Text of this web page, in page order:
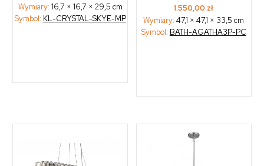
Wymiary: 16,7 × 16,7 × 29,5 cm
Symbol: KL-CRYSTAL-SKYE-MP
1.550,00 zł
Wymiary:47,1 × 47,1 × 33,5 cm
Symbol: BATH-AGATHA3P-PC